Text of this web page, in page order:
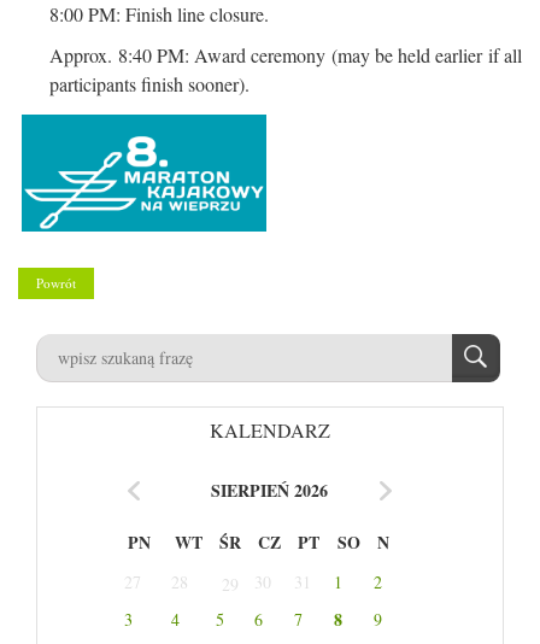
8:00 PM: Finish line closure.
Approx. 8:40 PM: Award ceremony (may be held earlier if all
participants finish sooner).
Powrót
KALENDARZ
SIERPIEŃ 2026
PN WT ŚR CZ PT SO N
27 28 29 30 31 1
2
3
4 5 6 7 8
9